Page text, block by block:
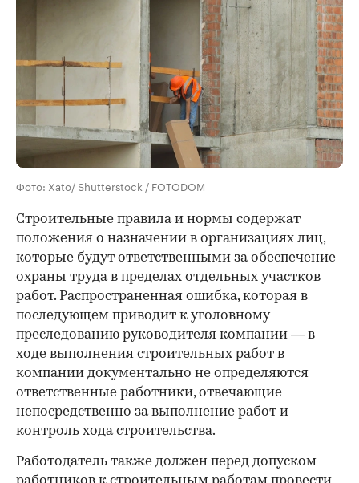
Фото: Xato/ Shutterstock / FOTODOM
Строительные правила и нормы содержат
положения о назначении в организациях лиц,
которые будут ответственными за обеспечение
охраны труда в пределах отдельных участков
работ. Распространенная ошибка, которая в
последующем приводит к уголовному
преследованию руководителя компании — в
ходе выполнения строительных работ в
компании документально не определяются
ответственные работники, отвечающие
непосредственно за выполнение работ и
контроль хода строительства.
Работодатель также должен перед допуском